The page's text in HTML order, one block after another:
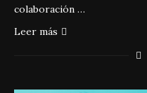
colaboración …
Leer más